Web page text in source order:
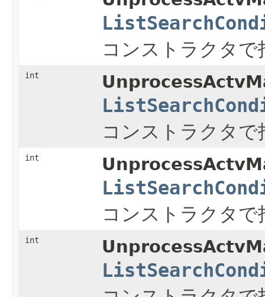
コンストラクタ
int
コンストラクタ
int
コンストラクタ
int